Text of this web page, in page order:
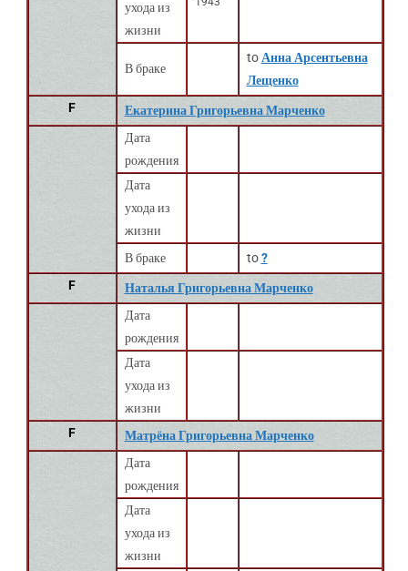
ухода из
жизни
В браке
to Анна Арсентьевна
Лещенко
F
Екатерина Григорьевна Марченко
Дата
рождения
Дата
ухода из
жизни
В браке
to?
F
Наталья Григорьевна Марченко
Дата
рождения
Дата
ухода из
жизни
F
Матрёна Григорьевна Марченко
Дата
рождения
Дата
ухода из
жизни